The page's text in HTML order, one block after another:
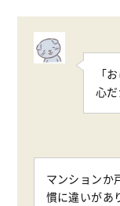
「
心
マンションか
慣に違いがあ